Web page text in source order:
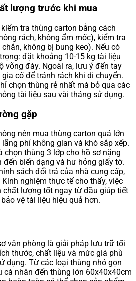
lượng trước khi mua
tra thùng carton bằng cách
rách, không ẩm mốc), kiểm tra
không bị bung keo). Nếu có
đặt khoảng 10-15 kg tài liệu
võng đáy. Ngoài ra, lưu ý đến tay
cố để tránh rách khi di chuyển.
chọn thùng rẻ nhất mà bỏ qua các
tài liệu sau vài tháng sử dụng.
gặp
nên mua thùng carton quá lớn
phí không gian và khó sắp xếp.
chọn thùng 3 lớp cho hồ sơ nặng
đến biến dạng và hư hỏng giấy tờ.
sách đổi trả của nhà cung cấp,
nghiệm thực tế cho thấy, việc
chất lượng tốt ngay từ đầu giúp tiết
vệ tài liệu hiệu quả hơn.
văn phòng là giải pháp lưu trữ tối
thước, chất liệu và mức giá phù
dụng. Từ các loại thùng nhỏ gọn
cá nhân đến thùng lớn 60x40x40cm